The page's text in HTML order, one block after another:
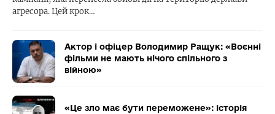
агресора. Цей крок…
Актор і офіцер Володимир Ращук: «Воєнні
фільми не мають нічого спільного з
війною»
«Це зло має бути переможене»: історія